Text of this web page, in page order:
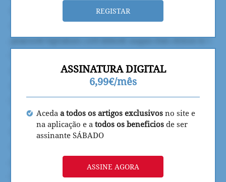
REGISTAR
ASSINATURA DIGITAL
6,99€/mês
Aceda a todos os artigos exclusivos no site e
na aplicação e a todos os beneficios de ser
assinante SÁBADO
ASSINE AGORA